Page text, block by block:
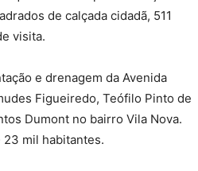
de calçada cidadã, 511
visita.
e drenagem da Avenida
Figueiredo, Teófilo Pinto de
Dumont no bairro Vila Nova.
mil habitantes.